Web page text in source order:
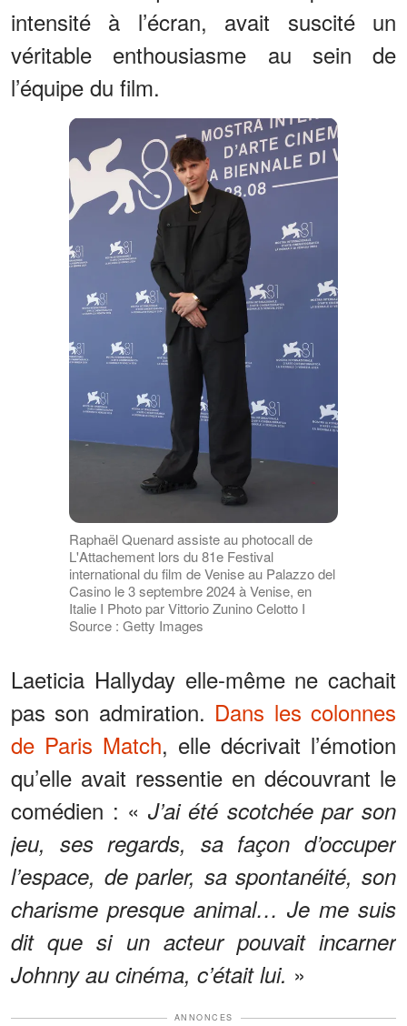
intensité à l’écran, avait suscité un
véritable enthousiasme au sein de
l’équipe du film.
Raphaël Quenard assiste au photocall de
L'Attachement lors du 81e Festival
international du film de Venise au Palazzo del
Casino le 3 septembre 2024 à Venise, en
Italie I Photo par Vittorio Zunino Celotto I
Source : Getty Images
Laeticia Hallyday elle-même ne cachait
pas son admiration. Dans les colonnes
de Paris Match, elle décrivait l’émotion
qu’elle avait ressentie en découvrant le
comédien : « J’ai été scotchée par son
jeu, ses regards, sa façon d’occuper
l’espace, de parler, sa spontanéité, son
charisme presque animal… Je me suis
dit que si un acteur pouvait incarner
Johnny au cinéma, c’était lui. »
ANNONCES